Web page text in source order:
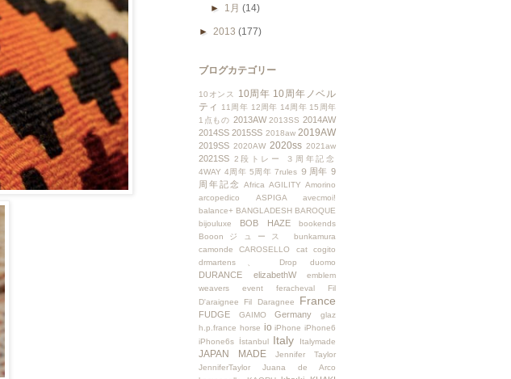
► 1月(14)
► 2013 (177)
ブログカテゴリー
10オンス 10周年 10周年ノベル
ティ
11周年 12周年 14周年 15周年
1点もの 2013AW 2013SS 2014AW
2014SS 2015SS 2018aw 2019AW
2019SS 2020AW 2020ss 2021aw
2021SS 2段トレー
３周年記念
4WAY 4周年 5周年 7rules ９周年 9
周年記念
Africa AGILITY Amorino
arcopedico
ASPIGA
avecmoi!
balance+ BANGLADESH BAROQUE
bijouluxe
BOB HAZE
bookends
Booonジュース
bunkamura
camonde
CAROSELLO cat
cogito
drmartens、
Drop duomo
DURANCE elizabethW
emblem
weavers
event feracheval
Fil
D'araignee
Fil Daragnee France
FUDGE GAIMO Germany
glaz
h.p.france horse io iPhone iPhone6
iPhone6s
İstanbul Italy Italymade
JAPAN MADE
Jennifer Taylor
JenniferTaylor
Juana de Arco